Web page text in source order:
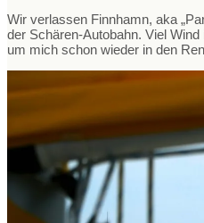
Wir verlassen Finnhamn, aka
der Schären-Autobahn. Viel
um mich schon wieder in den